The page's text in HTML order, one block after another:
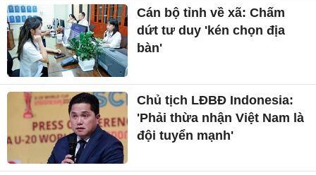
Cán bộ tỉnh về xã: Chấm
dứt tư duy 'kén chọn địa
bàn'
Chủ tịch LĐBĐ Indonesia:
'Phải thừa nhận Việt Nam là
đội tuyển mạnh'